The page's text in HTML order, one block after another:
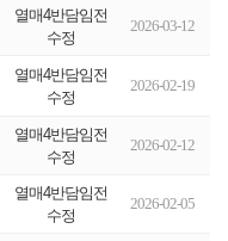
열매4반담임전
수정
2026-03-12
열매4반담임전
수정
2026-02-19
열매4반담임전
수정
2026-02-12
열매4반담임전
수정
2026-02-05